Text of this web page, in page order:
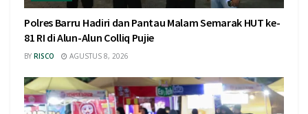
Polres Barru Hadiri dan Pantau Malam Semarak HUT ke-
81 RI di Alun-Alun Colliq Pujie
BY RISCO AGUSTUS 8, 2026